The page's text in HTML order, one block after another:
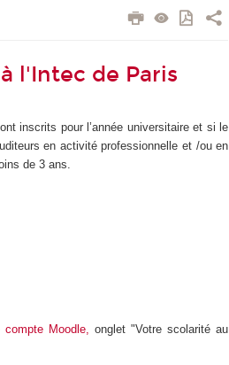
l'Intec de Paris
inscrits pour l’année universitaire et si le
en activité professionnelle et /ou en
de 3 ans.
compte Moodle,
onglet "Votre scolarité au